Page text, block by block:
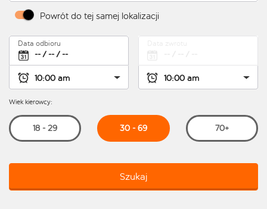
Powrót do tej samej lokalizacji
Data odbioru
Wiek kierowcy:
18 - 29 30 - 69 70+
Szukaj